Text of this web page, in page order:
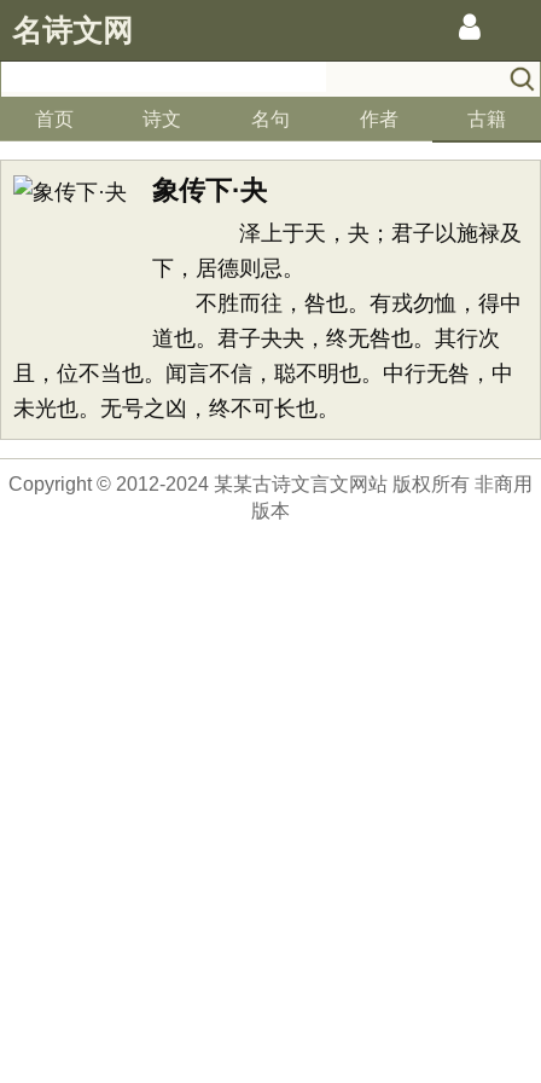
名诗文网
首页 诗文 名句 作者 古籍
象传下·夬
泽上于天，夬；君子以施禄及
下，居德则忌。
不胜而往，咎也。有戎勿恤，得中
道也。君子夬夬，终无咎也。其行次
且，位不当也。闻言不信，聪不明也。中行无咎，中
未光也。无号之凶，终不可长也。
Copyright © 2012-2024 某某古诗文言文网站 版权所有 非商用
版本